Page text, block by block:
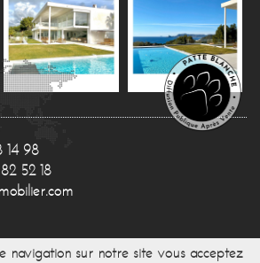
98
52 18
navigation sur notre site vous acceptez